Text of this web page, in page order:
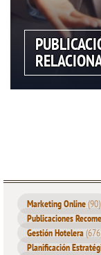
Marketing Online(90)
Publicaciones
Gestión Hotelera
Planificación